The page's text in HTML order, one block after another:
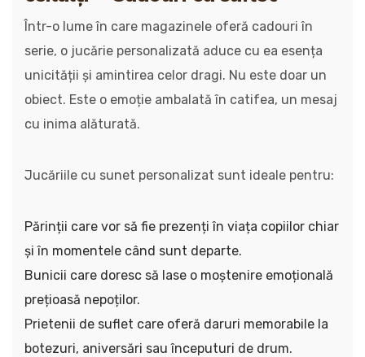
Într-o lume în care magazinele oferă cadouri în
serie, o jucărie personalizată aduce cu ea esența
unicității și amintirea celor dragi. Nu este doar un
obiect. Este o emoție ambalată în catifea, un mesaj
cu inima alăturată.
Jucăriile cu sunet personalizat sunt ideale pentru:
Părinții care vor să fie prezenți în viața copiilor chiar
și în momentele când sunt departe.
Bunicii care doresc să lase o moștenire emoțională
prețioasă nepoților.
Prietenii de suflet care oferă daruri memorabile la
botezuri, aniversări sau începuturi de drum.